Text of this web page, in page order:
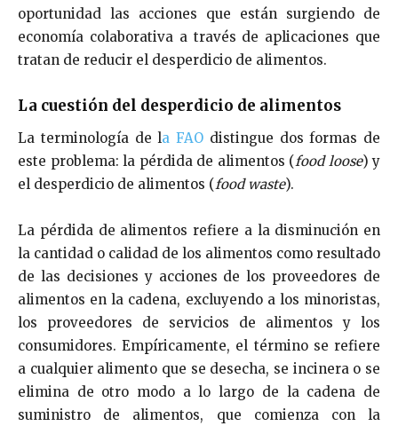
oportunidad las acciones que están surgiendo de
economía colaborativa a través de aplicaciones que
tratan de reducir el desperdicio de alimentos.
La cuestión del desperdicio de alimentos
La terminología de la FAO distingue dos formas de
este problema: la pérdida de alimentos (food loose) y
el desperdicio de alimentos (food waste).
La pérdida de alimentos refiere a la disminución en
la cantidad o calidad de los alimentos como resultado
de las decisiones y acciones de los proveedores de
alimentos en la cadena, excluyendo a los minoristas,
los proveedores de servicios de alimentos y los
consumidores. Empíricamente, el término se refiere
a cualquier alimento que se desecha, se incinera o se
elimina de otro modo a lo largo de la cadena de
suministro de alimentos, que comienza con la